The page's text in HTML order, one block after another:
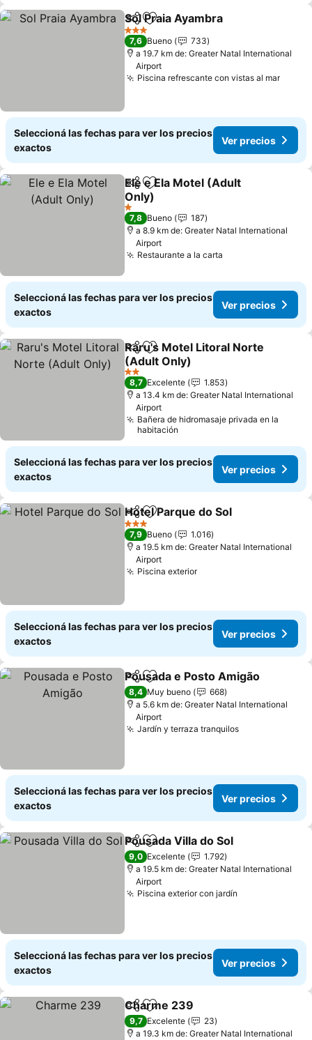
CompartirAñadir a favoritos
Sol Praia Ayambra
3 Estrellas
7,6 Bueno
733
a 19.7 km de: Greater Natal International
Airport
Piscina refrescante con vistas al mar
Seleccioná las fechas para ver los precios
exactos
Ver precios
CompartirAñadir a favoritos
Ele e Ela Motel (Adult
Only)
1 Estrellas
7,8 Bueno
187
a 8.9 km de: Greater Natal International
Airport
Restaurante a la carta
Seleccioná las fechas para ver los precios
exactos
Ver precios
CompartirAñadir a favoritos
Raru's Motel Litoral Norte
(Adult Only)
2 Estrellas
8,7 Excelente
1.853
a 13.4 km de: Greater Natal International
Airport
Bañera de hidromasaje privada en la
habitación
Seleccioná las fechas para ver los precios
exactos
Ver precios
CompartirAñadir a favoritos
Hotel Parque do Sol
3 Estrellas
7,9 Bueno
1.016
a 19.5 km de: Greater Natal International
Airport
Piscina exterior
Seleccioná las fechas para ver los precios
exactos
Ver precios
CompartirAñadir a favoritos
Pousada e Posto Amigão
8,4 Muy bueno
668
a 5.6 km de: Greater Natal International
Airport
Jardín y terraza tranquilos
Seleccioná las fechas para ver los precios
exactos
Ver precios
CompartirAñadir a favoritos
Pousada Villa do Sol
9,0 Excelente
1.792
a 19.5 km de: Greater Natal International
Airport
Piscina exterior con jardín
Seleccioná las fechas para ver los precios
exactos
Ver precios
CompartirAñadir a favoritos
Charme 239
9,7 Excelente
23
a 19.3 km de: Greater Natal International